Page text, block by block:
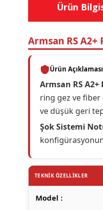
Ürün
Armsan RS
Ürün Açıklaması
Armsan RS A2+
ring gez ve fiber
ve düşük geri
Şok Sistemi
TEKNİK ÖZELLİKLER
Model :